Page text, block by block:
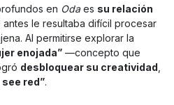
en Odaes su relación
antes le resultaba difícil procesar
Al permitirse explorar la
enojada” —concepto que
desbloquear su creatividad
see red”.